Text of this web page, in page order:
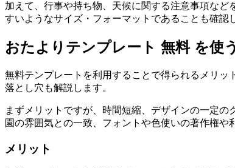
加えて、行事や持ち物、天候に関する注意事項な
すいようなサイズ・フォーマットであることも確認
おたよりテンプレート 無料 を使
無料テンプレートを利用することで得られるメリ
落とし穴も解説します。
まずメリットですが、時間短縮、デザインの一定
園の雰囲気との一致、フォントや色使いの著作権や
メリット